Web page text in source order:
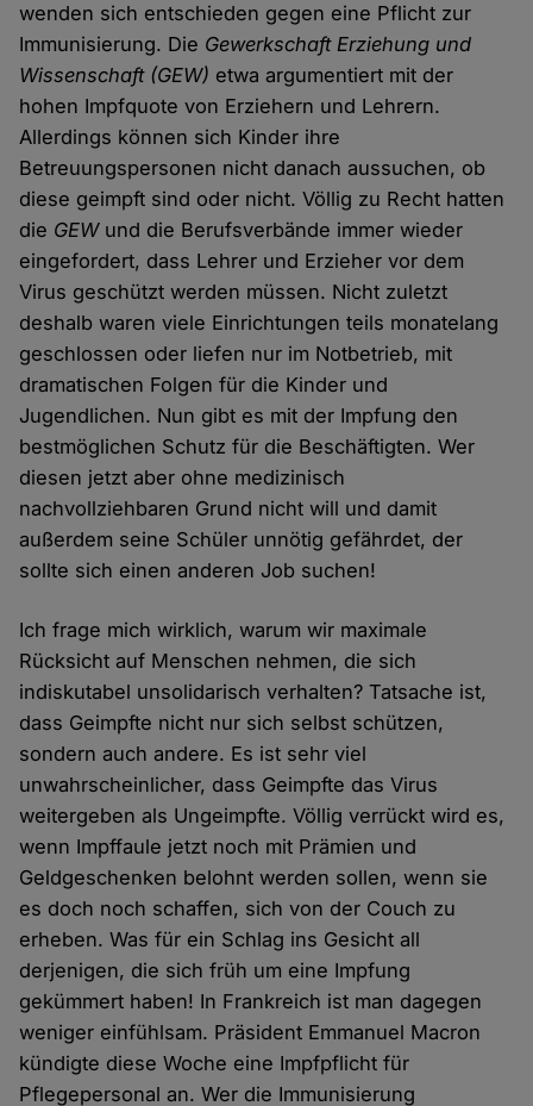
wenden sich entschieden gegen eine Pflicht zur
Immunisierung. Die Gewerkschaft Erziehung und
Wissenschaft (GEW) etwa argumentiert mit der
hohen Impfquote von Erziehern und Lehrern.
Allerdings können sich Kinder ihre
Betreuungspersonen nicht danach aussuchen, ob
diese geimpft sind oder nicht. Völlig zu Recht hatten
die GEWund die Berufsverbände immer wieder
eingefordert, dass Lehrer und Erzieher vor dem
Virus geschützt werden müssen. Nicht zuletzt
deshalb waren viele Einrichtungen teils monatelang
geschlossen oder liefen nur im Notbetrieb, mit
dramatischen Folgen für die Kinder und
Jugendlichen. Nun gibt es mit der Impfung den
bestmöglichen Schutz für die Beschäftigten. Wer
diesen jetzt aber ohne medizinisch
nachvollziehbaren Grund nicht will und damit
außerdem seine Schüler unnötig gefährdet, der
sollte sich einen anderen Job suchen!
Ich frage mich wirklich, warum wir maximale
Rücksicht auf Menschen nehmen, die sich
indiskutabel unsolidarisch verhalten? Tatsache ist,
dass Geimpfte nicht nur sich selbst schützen,
sondern auch andere. Es ist sehr viel
unwahrscheinlicher, dass Geimpfte das Virus
weitergeben als Ungeimpfte. Völlig verrückt wird es,
wenn Impffaule jetzt noch mit Prämien und
Geldgeschenken belohnt werden sollen, wenn sie
es doch noch schaffen, sich von der Couch zu
erheben. Was für ein Schlag ins Gesicht all
derjenigen, die sich früh um eine Impfung
gekümmert haben! In Frankreich ist man dagegen
weniger einfühlsam. Präsident Emmanuel Macron
kündigte diese Woche eine Impfpflicht für
Pflegepersonal an. Wer die Immunisierung